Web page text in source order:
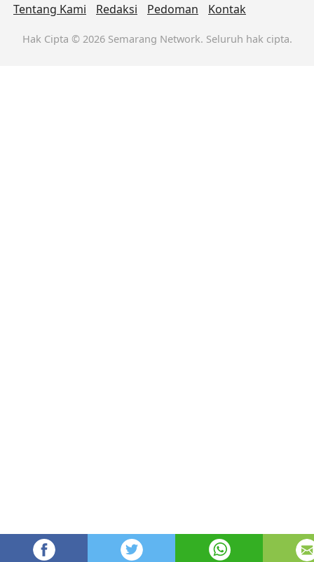
Tentang Kami Redaksi Pedoman Kontak
Hak Cipta © 2026 Semarang Network. Seluruh hak cipta.